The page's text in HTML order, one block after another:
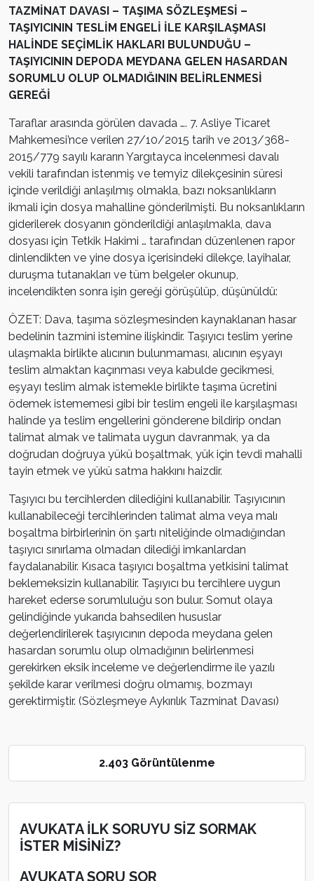
TAZMİNAT DAVASI – TAŞIMA SÖZLEŞMESİ –
TAŞIYICININ TESLİM ENGELİ İLE KARŞILAŞMASI
HALİNDE SEÇİMLİK HAKLARI BULUNDUĞU –
TAŞIYICININ DEPODA MEYDANA GELEN HASARDAN
SORUMLU OLUP OLMADIĞININ BELİRLENMESİ
GEREĞİ
Taraflar arasında görülen davada …. 7. Asliye Ticaret
Mahkemesi’nce verilen 27/10/2015 tarih ve 2013/368-
2015/779 sayılı kararın Yargıtayca incelenmesi davalı
vekili tarafından istenmiş ve temyiz dilekçesinin süresi
içinde verildiği anlaşılmış olmakla, bazı noksanlıkların
ikmali için dosya mahalline gönderilmişti. Bu noksanlıkların
giderilerek dosyanın gönderildiği anlaşılmakla, dava
dosyası için Tetkik Hakimi … tarafından düzenlenen rapor
dinlendikten ve yine dosya içerisindeki dilekçe, layihalar,
duruşma tutanakları ve tüm belgeler okunup,
incelendikten sonra işin gereği görüşülüp, düşünüldü:
ÖZET: Dava, taşıma sözleşmesinden kaynaklanan hasar
bedelinin tazmini istemine ilişkindir. Taşıyıcı teslim yerine
ulaşmakla birlikte alıcının bulunmaması, alıcının eşyayı
teslim almaktan kaçınması veya kabulde gecikmesi,
eşyayı teslim almak istemekle birlikte taşıma ücretini
ödemek istememesi gibi bir teslim engeli ile karşılaşması
halinde ya teslim engellerini gönderene bildirip ondan
talimat almak ve talimata uygun davranmak, ya da
doğrudan doğruya yükü boşaltmak, yük için tevdi mahalli
tayin etmek ve yükü satma hakkını haizdir.
Taşıyıcı bu tercihlerden dilediğini kullanabilir. Taşıyıcının
kullanabileceği tercihlerinden talimat alma veya malı
boşaltma birbirlerinin ön şartı niteliğinde olmadığından
taşıyıcı sınırlama olmadan dilediği imkanlardan
faydalanabilir. Kısaca taşıyıcı boşaltma yetkisini talimat
beklemeksizin kullanabilir. Taşıyıcı bu tercihlere uygun
hareket ederse sorumluluğu son bulur. Somut olaya
gelindiğinde yukarıda bahsedilen hususlar
değerlendirilerek taşıyıcının depoda meydana gelen
hasardan sorumlu olup olmadığının belirlenmesi
gerekirken eksik inceleme ve değerlendirme ile yazılı
şekilde karar verilmesi doğru olmamış, bozmayı
gerektirmiştir. (Sözleşmeye Aykırılık Tazminat Davası)
2.403 Görüntülenme
AVUKATA İLK SORUYU SİZ SORMAK
İSTER MİSİNİZ?
AVUKATA SORU SOR